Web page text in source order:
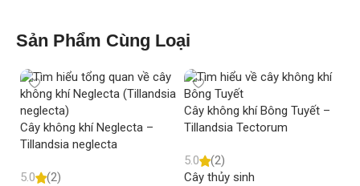
Sản Phẩm Cùng Loại
Cây không khí Neglecta –
Tillandsia neglecta
5.0
(2)
Cây không khí Bông Tuyết –
Tillandsia Tectorum
5.0
(2)
Cây thủy sinh